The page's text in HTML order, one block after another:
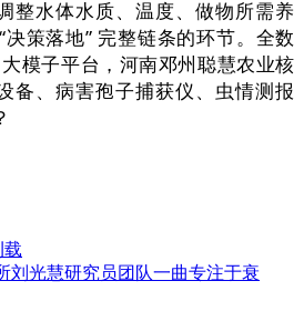
整水体水质、温度、做物所需养
策落地” 完整链条的环节。全数
模子平台，河南邓州聪慧农业核
备、病害孢子捕获仪、虫情测报
载
刘光慧研究员团队一曲专注于衰